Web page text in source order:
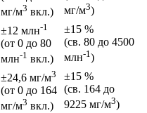
мг/м3 вкл.)
мг/м3)
±12 млн-1
(от 0 до 80
млн-1 вкл.)
±15 %
(св. 80 до 4500
млн-1 )
±24,6 мг/м3
(от 0 до 164
мг/м3 вкл.)
±15 %
(св. 164 до
9225 мг/м3)